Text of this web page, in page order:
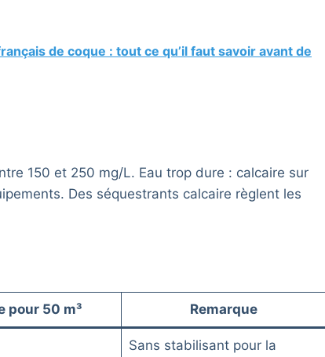
de coque : tout ce qu’il faut savoir avant de
150 et 250 mg/L. Eau trop dure : calcaire sur
Des séquestrants calcaire règlent les
pour 50 m³ Remarque
Sans stabilisant pour la